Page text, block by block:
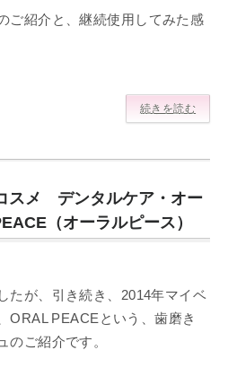
ご紹介と、継続使用してみた感
続きを読む
スメ デンタルケア・オー
（オーラルピース）
たが、引き続き、2014年マイベ
ORAL PEACEという、歯磨き
のご紹介です。